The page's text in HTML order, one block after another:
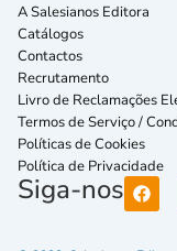
A Salesianos Editora
Catálogos
Contactos
Recrutamento
Livro de Reclamações
Termos de Serviço /
Políticas de Cookies
Política de Privacidade
Siga-nos